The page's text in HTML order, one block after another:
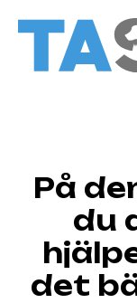
På
du
det